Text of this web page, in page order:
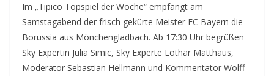
Im „Tipico Topspiel der Woche“ empfängt am
Samstagabend der frisch gekürte Meister FC Bayern die
Borussia aus Mönchengladbach. Ab 17:30 Uhr begrüßen
Sky Expertin Julia Simic, Sky Experte Lothar Matthäus,
Moderator Sebastian Hellmann und Kommentator Wolff